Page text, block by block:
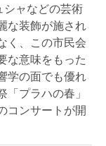
シャなどの芸術
な装飾が施され
く、この市民会
な意味をもった
学の面でも優れ
プラハの春」
コンサートが開